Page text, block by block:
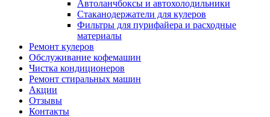
Автоланчбоксы и автохолодильники
Стаканодержатели для кулеров
Фильтры для пурифайера и расходные
материалы
Ремонт кулеров
Обслуживание кофемашин
Чистка кондиционеров
Ремонт стиральных машин
Акции
Отзывы
Контакты